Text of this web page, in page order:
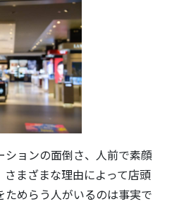
ョンの面倒さ、人前で素顔
まざまな理由によって店頭
めらう人がいるのは事実で